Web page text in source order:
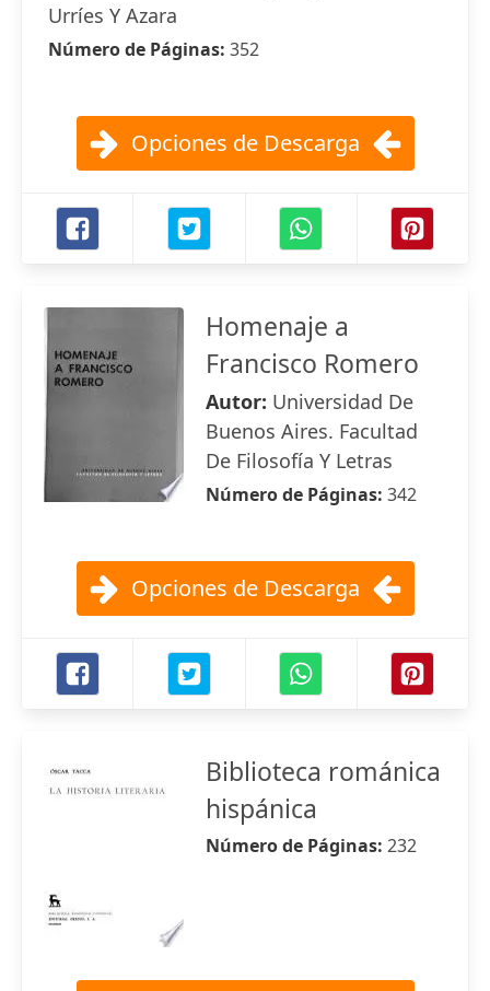
Urríes Y Azara
Número de Páginas: 352
Opciones de Descarga
Homenaje a
Francisco Romero
Autor: Universidad De
Buenos Aires. Facultad
De Filosofía Y Letras
Número de Páginas: 342
Opciones de Descarga
Biblioteca románica
hispánica
Número de Páginas: 232